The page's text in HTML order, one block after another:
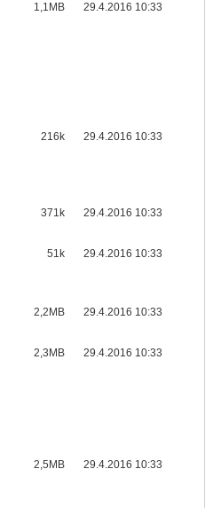
1,1MB 29.4.2016 10:33
216k 29.4.2016 10:33
371k 29.4.2016 10:33
51k 29.4.2016 10:33
2,2MB 29.4.2016 10:33
2,3MB 29.4.2016 10:33
2,5MB 29.4.2016 10:33